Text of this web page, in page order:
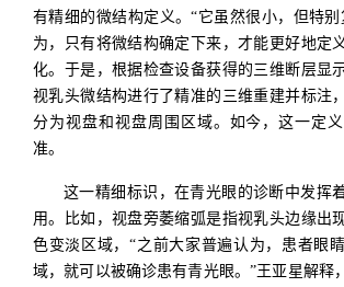
有精细的微结构定义。“它虽然很小，但特别
为，只有将微结构确定下来，才能更好地定
化。于是，根据检查设备获得的三维断层显
视乳头微结构进行了精准的三维重建并标注
分为视盘和视盘周围区域。如今，这一定
准。
这一精细标识，在青光眼的诊断中发挥
用。比如，视盘旁萎缩弧是指视乳头边缘出
色变淡区域，“之前大家普遍认为，患者眼
域，就可以被确诊患有青光眼。”王亚星解释